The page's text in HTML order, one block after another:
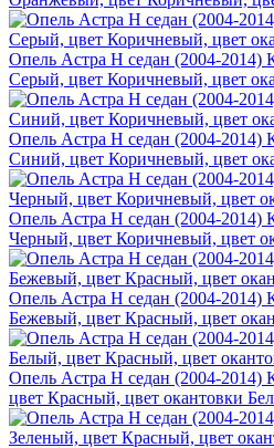
Опель Астра H седан (2004-
Серый, цвет Коричневый, цвет
Опель Астра H седан (2004-
Синий, цвет Коричневый, цвет
Опель Астра H седан (2004-
Черный, цвет Коричневый, цвет
Опель Астра H седан (2004-
Бежевый, цвет Красный, цвет
Опель Астра H седан (2004-
цвет Красный, цвет окантовки